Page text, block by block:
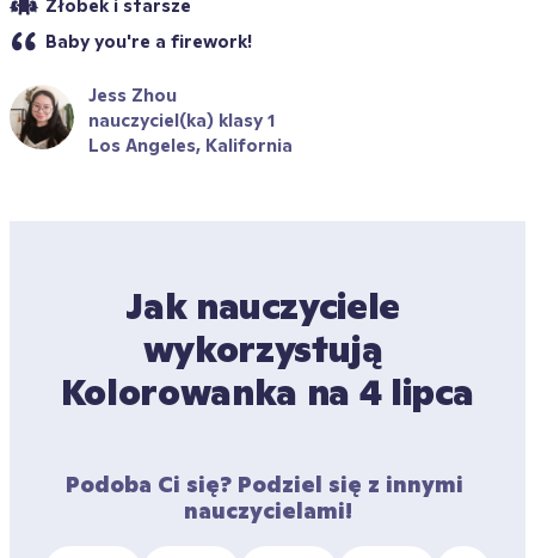
Żłobek i starsze
Baby you're a firework!
Jess Zhou
nauczyciel(ka) klasy 1
Los Angeles, Kalifornia
Jak nauczyciele
wykorzystują
Kolorowanka na 4 lipca
Podoba Ci się? Podziel się z innymi
nauczycielami!